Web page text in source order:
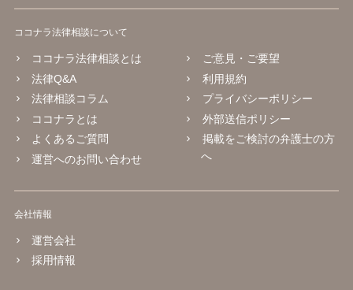
ココナラ法律相談について
ココナラ法律相談とは
法律Q&A
法律相談コラム
ココナラとは
よくあるご質問
運営へのお問い合わせ
ご意見・ご要望
利用規約
プライバシーポリシー
外部送信ポリシー
掲載をご検討の弁護士の方
へ
会社情報
運営会社
採用情報